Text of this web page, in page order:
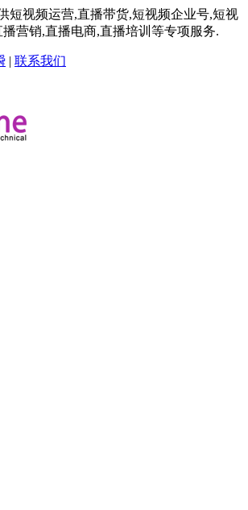
短视频运营,直播带货,短视频企业号,短视
营销,直播电商,直播培训等专项服务.
| 联系我们